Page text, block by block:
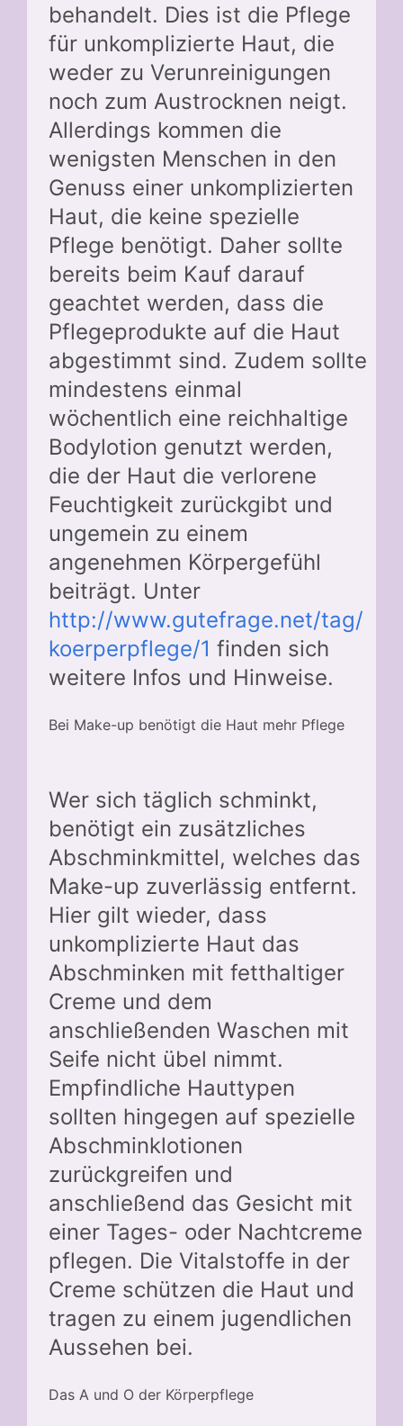
behandelt. Dies ist die Pflege
für unkomplizierte Haut, die
weder zu Verunreinigungen
noch zum Austrocknen neigt.
Allerdings kommen die
wenigsten Menschen in den
Genuss einer unkomplizierten
Haut, die keine spezielle
Pflege benötigt. Daher sollte
bereits beim Kauf darauf
geachtet werden, dass die
Pflegeprodukte auf die Haut
abgestimmt sind. Zudem sollte
mindestens einmal
wöchentlich eine reichhaltige
Bodylotion genutzt werden,
die der Haut die verlorene
Feuchtigkeit zurückgibt und
ungemein zu einem
angenehmen Körpergefühl
beiträgt. Unter
http://www.gutefrage.net/tag/
koerperpflege/1 finden sich
weitere Infos und Hinweise.
Bei Make-up benötigt die Haut mehr Pflege
Wer sich täglich schminkt,
benötigt ein zusätzliches
Abschminkmittel, welches das
Make-up zuverlässig entfernt.
Hier gilt wieder, dass
unkomplizierte Haut das
Abschminken mit fetthaltiger
Creme und dem
anschließenden Waschen mit
Seife nicht übel nimmt.
Empfindliche Hauttypen
sollten hingegen auf spezielle
Abschminklotionen
zurückgreifen und
anschließend das Gesicht mit
einer Tages- oder Nachtcreme
pflegen. Die Vitalstoffe in der
Creme schützen die Haut und
tragen zu einem jugendlichen
Aussehen bei.
Das A und O der Körperpflege